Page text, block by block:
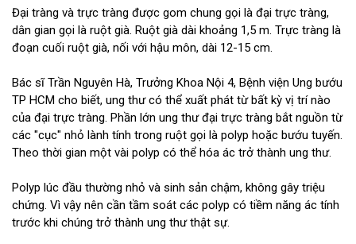
Đại tràng và trực tràng được gom chung gọi là đại trực tràng,
dân gian gọi là ruột già. Ruột già dài khoảng 1,5 m. Trực tràng là
đoạn cuối ruột già, nối với hậu môn, dài 12-15 cm.
Bác sĩ Trần Nguyên Hà, Trưởng Khoa Nội 4, Bệnh viện Ung bướu
TP HCM cho biết, ung thư có thể xuất phát từ bất kỳ vị trí nào
của đại trực tràng. Phần lớn ung thư đại trực tràng bắt nguồn từ
các "cục" nhỏ lành tính trong ruột gọi là polyp hoặc bướu tuyến.
Theo thời gian một vài polyp có thể hóa ác trở thành ung thư.
Polyp lúc đầu thường nhỏ và sinh sản chậm, không gây triệu
chứng. Vì vậy nên cần tầm soát các polyp có tiềm năng ác tính
trước khi chúng trở thành ung thư thật sự.